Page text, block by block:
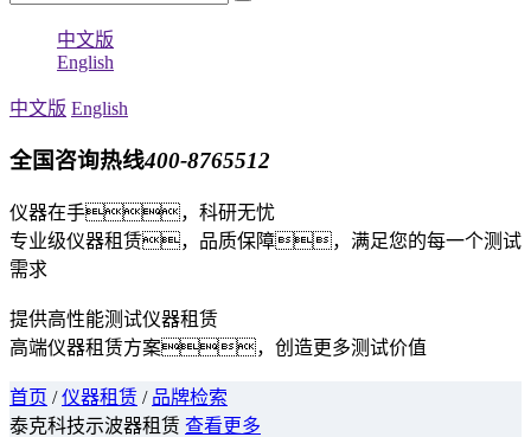
中文版
English
中文版 English
全国咨询热线400-8765512
仪器在手，科研无忧
专业级仪器租赁，品质保障，满足您的每一个测试
需求
提供高性能测试仪器租赁
高端仪器租赁方案，创造更多测试价值
首页 /仪器租赁 / 品牌检索
泰克科技示波器租赁 查看更多